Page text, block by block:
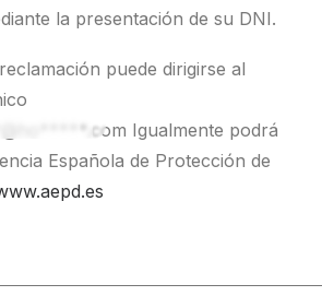
la presentación de su DNI.
puede dirigirse al
Igualmente podrá
Española de Protección de